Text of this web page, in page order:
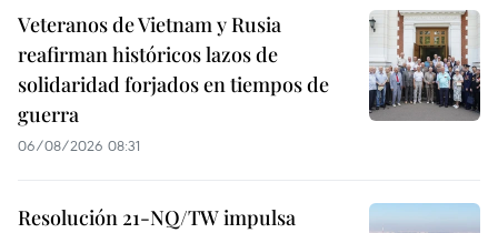
Veteranos de Vietnam y Rusia
reafirman históricos lazos de
solidaridad forjados en tiempos de
guerra
06/08/2026 08:31
Resolución 21-NQ/TW impulsa